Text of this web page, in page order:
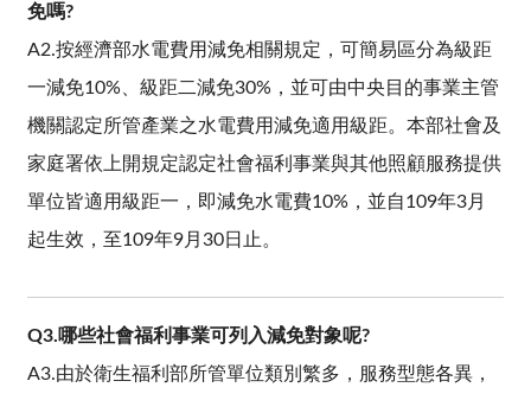
免嗎?
A2.按經濟部水電費用減免相關規定，可簡易區分為級距
一減免10%、級距二減免30%，並可由中央目的事業主管
機關認定所管產業之水電費用減免適用級距。本部社會及
家庭署依上開規定認定社會福利事業與其他照顧服務提供
單位皆適用級距一，即減免水電費10%，並自109年3月
起生效，至109年9月30日止。
Q3.哪些社會福利事業可列入減免對象呢?
A3.由於衛生福利部所管單位類別繁多，服務型態各異，